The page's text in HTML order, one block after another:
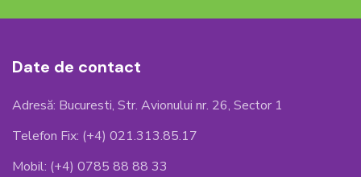
Date de contact
Adresă: Bucuresti, Str. Avionului nr. 26, Sector 1
Telefon Fix: (+4) 021.313.85.17
Mobil: (+4) 0785 88 88 33